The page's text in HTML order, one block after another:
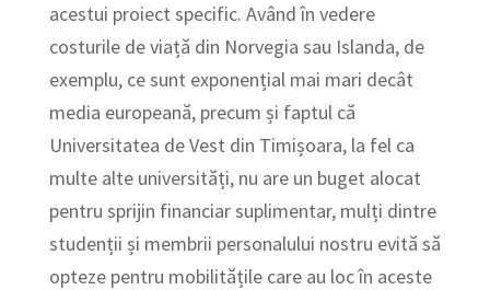
acestui proiect specific. Având în vedere
costurile de viață din Norvegia sau Islanda, de
exemplu, ce sunt exponențial mai mari decât
media europeană, precum și faptul că
Universitatea de Vest din Timișoara, la fel ca
multe alte universități, nu are un buget alocat
pentru sprijin financiar suplimentar, mulți dintre
studenții și membrii personalului nostru evită să
opteze pentru mobilitățile care au loc în aceste